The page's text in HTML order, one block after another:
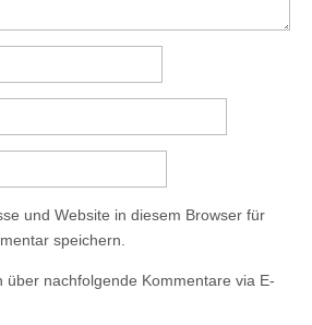
und Website in diesem Browser für
speichern.
über nachfolgende Kommentare via E-